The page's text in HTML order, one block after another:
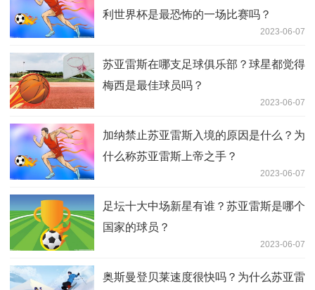
利世界杯是最恐怖的一场比赛吗？
2023-06-07
苏亚雷斯在哪支足球俱乐部？球星都觉得
梅西是最佳球员吗？
2023-06-07
加纳禁止苏亚雷斯入境的原因是什么？为
什么称苏亚雷斯上帝之手？
2023-06-07
足坛十大中场新星有谁？苏亚雷斯是哪个
国家的球员？
2023-06-07
奥斯曼登贝莱速度很快吗？为什么苏亚雷